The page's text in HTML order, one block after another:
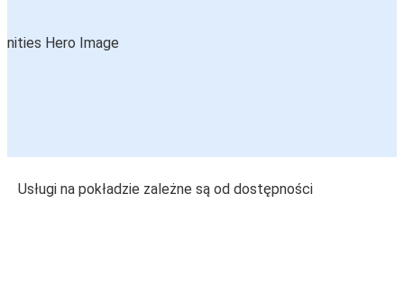
Usługi na pokładzie zależne są od dostępności